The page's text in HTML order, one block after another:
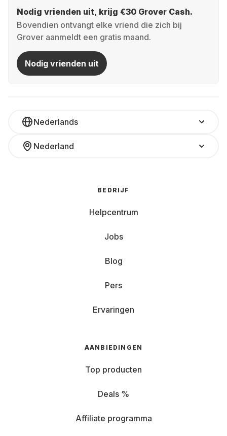
Nodig vrienden uit, krijg €30 Grover Cash.
Bovendien ontvangt elke vriend die zich bij
Grover aanmeldt een gratis maand.
Nodig vrienden uit
Nederlands
Nederland
BEDRIJF
Helpcentrum
Jobs
Blog
Pers
Ervaringen
AANBIEDINGEN
Top producten
Deals %
Affiliate programma